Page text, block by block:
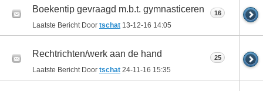
Boekentip gevraagd m.b.t. gymnasticeren
Laatste Bericht Door tschat 13-12-16 14:05
16
Rechtrichten/werk aan de hand
Laatste Bericht Door tschat 24-11-16 15:35
25